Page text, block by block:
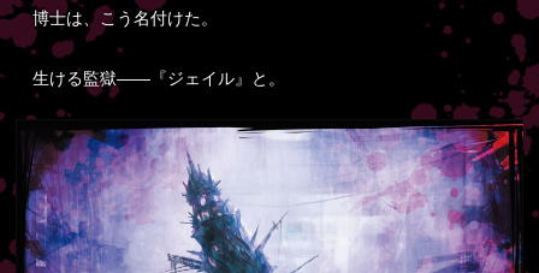
博士は、こう名付けた。
生ける監獄――『ジェイル』と。